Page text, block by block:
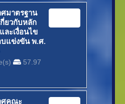
มาตรฐาน
ยวกับหลัก
ละเงื่อนไข
บแข่งขัน พ.ศ.
57.97
ศคณะ